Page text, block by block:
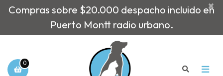
Compras sobre $20.000 despacho incluido en
Puerto Montt radio urbano.
×
0